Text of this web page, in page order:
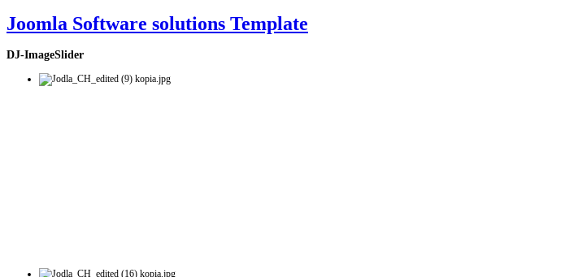
Joomla Software solutions Template
DJ-ImageSlider